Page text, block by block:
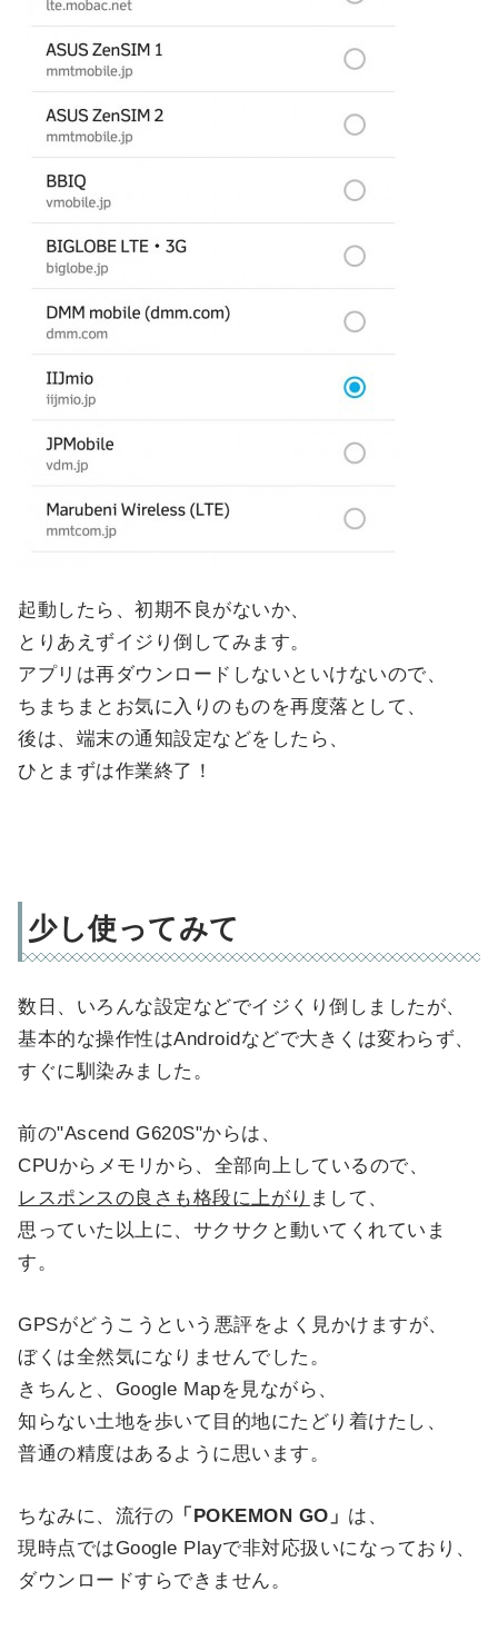
起動したら、初期不良がないか、
とりあえずイジり倒してみます。
アプリは再ダウンロードしないといけないので、
ちまちまとお気に入りのものを再度落として、
後は、端末の通知設定などをしたら、
ひとまずは作業終了！
少し使ってみて
数日、いろんな設定などでイジくり倒しましたが、
基本的な操作性はAndroidなどで大きくは変わらず、
すぐに馴染みました。
前の"Ascend G620S"からは、
CPUからメモリから、全部向上しているので、
レスポンスの良さも格段に上がり まして、
思っていた以上に、サクサクと動いてくれていま
す。
GPSがどうこうという悪評をよく見かけますが、
ぼくは全然気になりませんでした。
きちんと、Google Mapを見ながら、
知らない土地を歩いて目的地にたどり着けたし、
普通の精度はあるように思います。
ちなみに、流行の 「POKEMON GO」 は、
現時点ではGoogle Playで非対応扱いになっており、
ダウンロードすらできません。